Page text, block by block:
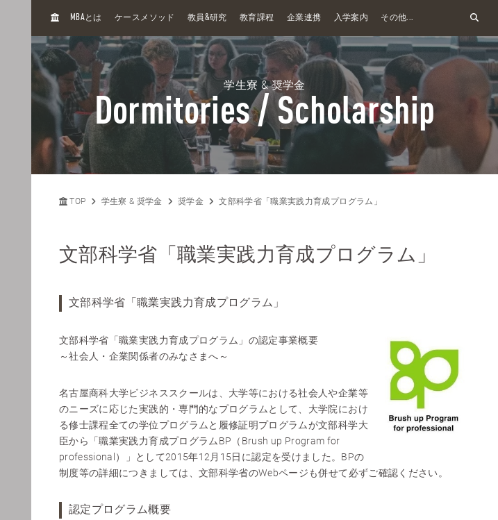
H
M
MBAとは ケースメソッド 教員&研究 教育課程 企業連携 入学案内 その他...
学生寮 & 奨学金
Dormitories / Scholarship
TOP 学生寮 & 奨学金 奨学金 文部科学省「職業実践力育成プログラム」
文部科学省「職業実践力育成プログラム」
文部科学省「職業実践力育成プログラム」
文部科学省「職業実践力育成プログラム」の認定事業概要
～社会人・企業関係者のみなさまへ～
名古屋商科大学ビジネススクールは、大学等における社会人や企業等
のニーズに応じた実践的・専門的なプログラムとして、大学院におけ
る修士課程全ての学位プログラムと履修証明プログラムが文部科学大
臣から「職業実践力育成プログラムBP（Brush up Program for
professional）」として2015年12月15日に認定を受けました。BPの
制度等の詳細につきましては、文部科学省のWebページも併せて必ずご確認ください。
認定プログラム概要